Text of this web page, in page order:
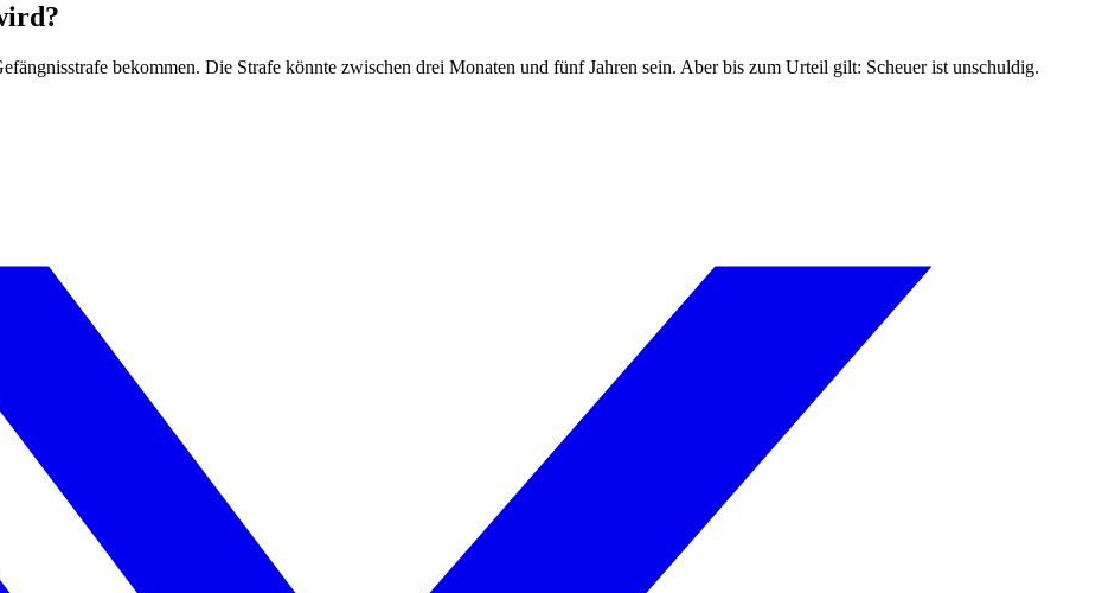
bekommen. Die Strafe könnte zwischen drei Monaten und fünf Jahren sein. Aber bis zum Urteil gilt: Scheuer ist unschuldig.